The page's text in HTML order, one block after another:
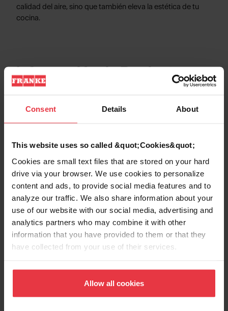
Consent Details About
This website uses so called &quot;Cookies&quot;
Cookies are small text files that are stored on your hard
drive via your browser. We use cookies to personalize
content and ads, to provide social media features and to
analyze our traffic. We also share information about your
use of our website with our social media, advertising and
analytics partners who may combine it with other
information that you have provided to them or that they
have collected from your use of their services.
Allow all cookies
calidad del aire, sino que también eleva la estética de tu
cocina.
Aspecto
Categoría de campana T invertida
Acabado X
Propiedades